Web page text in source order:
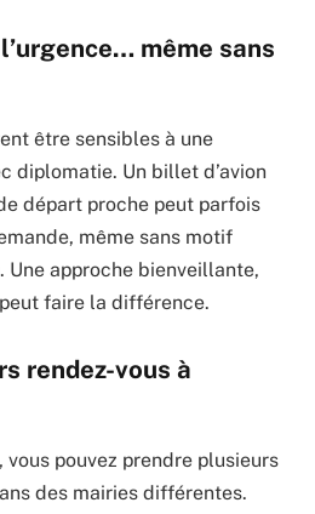
même sans
être sensibles à une
diplomatie. Un billet d’avion
départ proche peut parfois
même sans motif
approche bienveillante,
faire la différence.
rendez-vous à
vous pouvez prendre plusieurs
des mairies différentes.